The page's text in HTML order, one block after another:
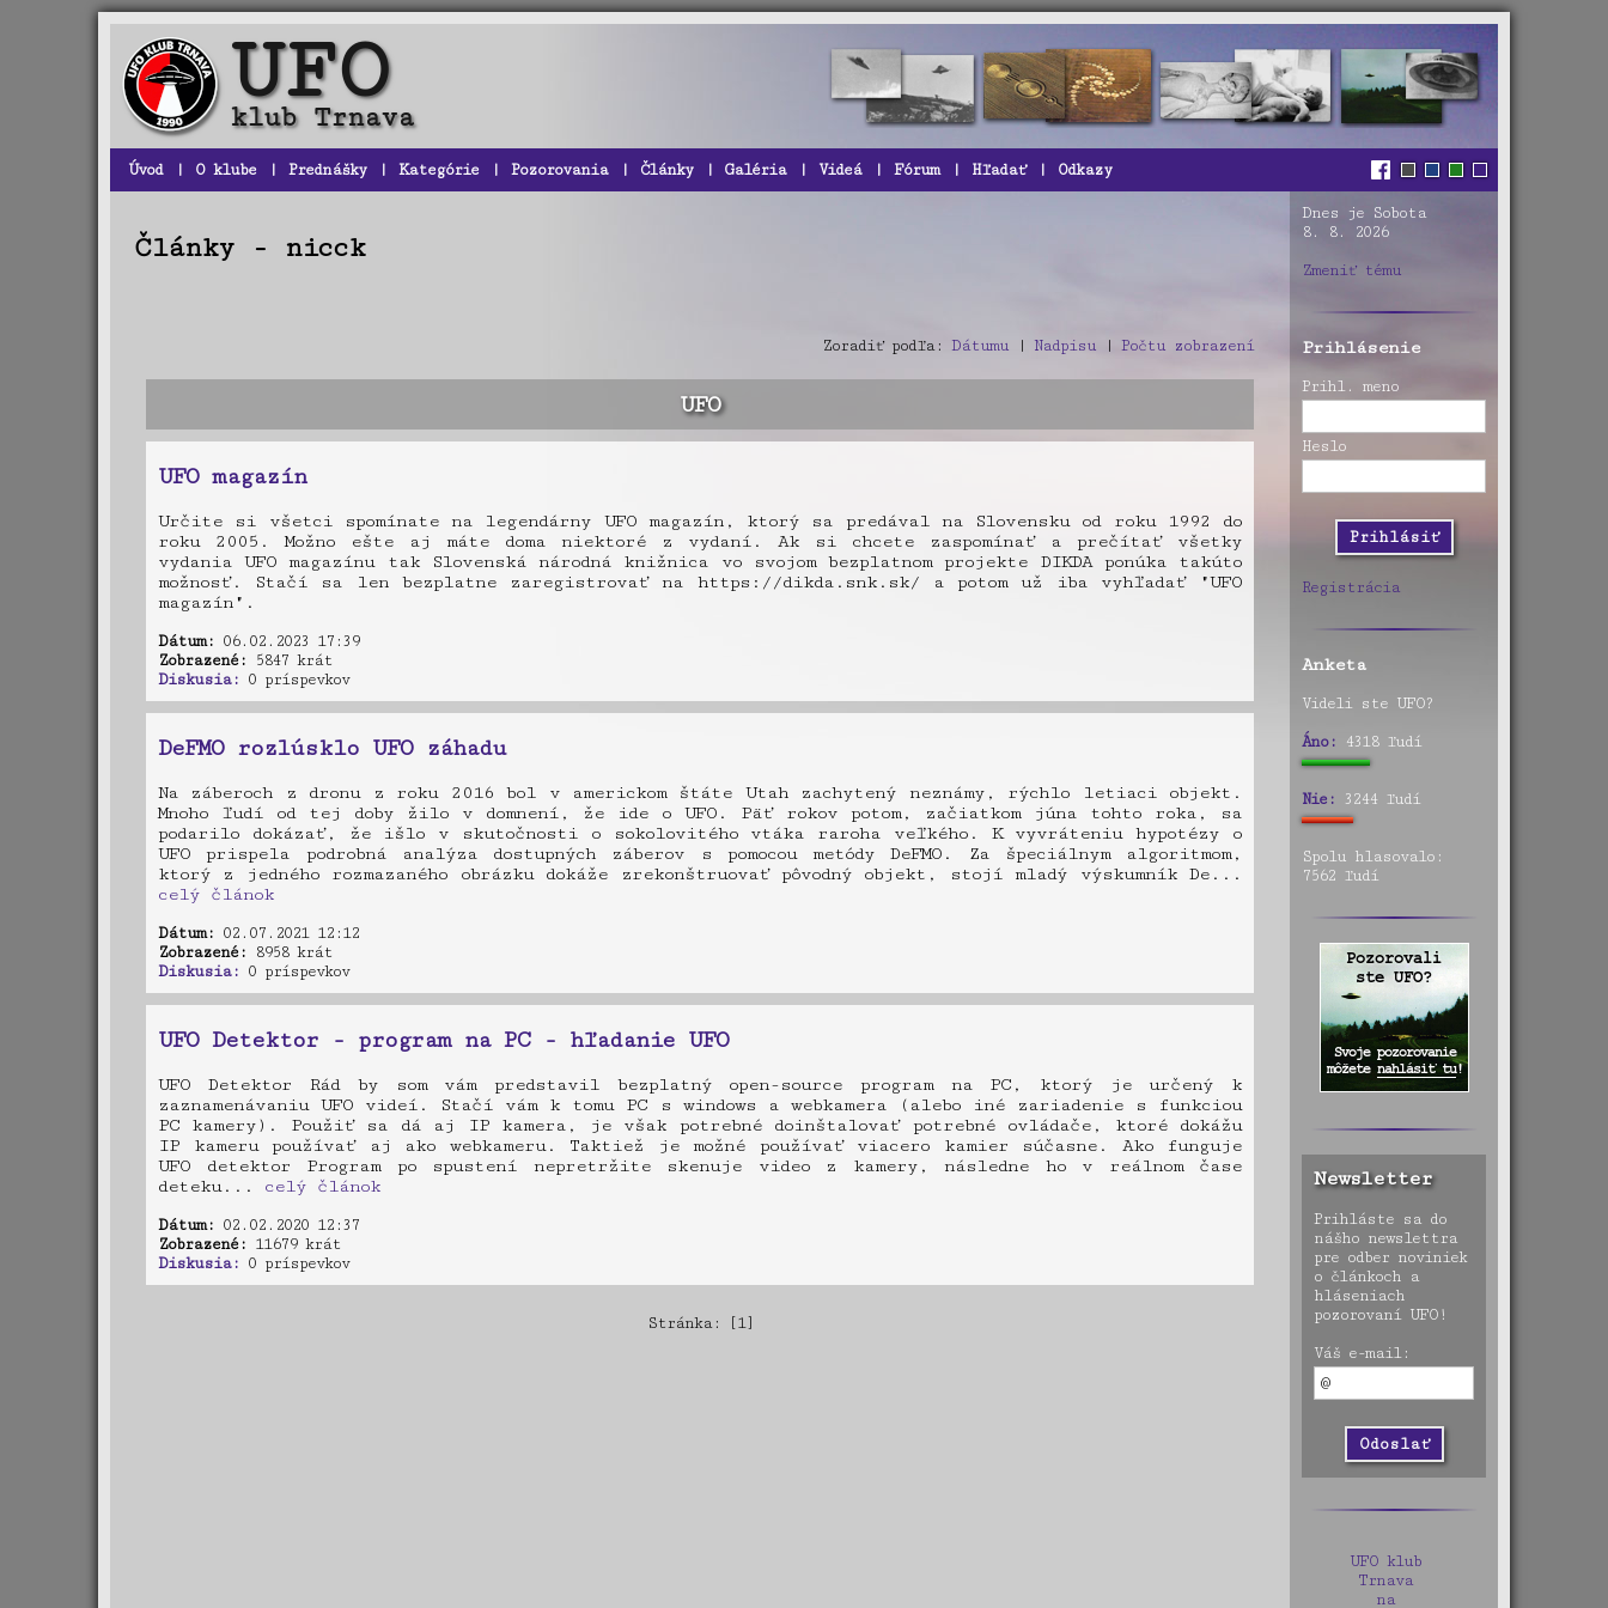
Úvod | O klube | Prednášky | Kategórie | Pozorovania | Články | Galéria | Videá | Fórum | Hľadať | Odkazy
Články - nicck
Zoradiť podľa: Dátumu | Nadpisu | Počtu zobrazení
UFO
UFO magazín
Určite si všetci spomínate na legendárny UFO magazín, ktorý sa predával na Slovensku od roku 1992 do
roku 2005. Možno ešte aj máte doma niektoré z vydaní. Ak si chcete zaspomínať a prečítať všetky
vydania UFO magazínu tak Slovenská národná knižnica vo svojom bezplatnom projekte DIKDA ponúka takúto
možnosť. Stačí sa len bezplatne zaregistrovať na https://dikda.snk.sk/ a potom už iba vyhľadať "UFO
magazín".
Dátum: 06.02.2023 17:39
Zobrazené: 5847 krát
Diskusia: 0 príspevkov
DeFMO rozlúsklo UFO záhadu
Na záberoch z dronu z roku 2016 bol v americkom štáte Utah zachytený neznámy, rýchlo letiaci objekt.
Mnoho ľudí od tej doby žilo v domnení, že ide o UFO. Päť rokov potom, začiatkom júna tohto roka, sa
podarilo dokázať, že išlo v skutočnosti o sokolovitého vtáka raroha veľkého. K vyvráteniu hypotézy o
UFO prispela podrobná analýza dostupných záberov s pomocou metódy DeFMO. Za špeciálnym algoritmom,
ktorý z jedného rozmazaného obrázku dokáže zrekonštruovať pôvodný objekt, stojí mladý výskumník De...
celý článok
Dátum: 02.07.2021 12:12
Zobrazené: 8958 krát
Diskusia: 0 príspevkov
UFO Detektor - program na PC - hľadanie UFO
UFO Detektor Rád by som vám predstavil bezplatný open-source program na PC, ktorý je určený k
zaznamenávaniu UFO videí. Stačí vám k tomu PC s windows a webkamera (alebo iné zariadenie s funkciou
PC kamery). Použiť sa dá aj IP kamera, je však potrebné doinštalovať potrebné ovládače, ktoré dokážu
IP kameru používať aj ako webkameru. Taktiež je možné používať viacero kamier súčasne. Ako funguje
UFO detektor Program po spustení nepretržite skenuje video z kamery, následne ho v reálnom čase
deteku... celý článok
Dátum: 02.02.2020 12:37
Zobrazené: 11679 krát
Diskusia: 0 príspevkov
Stránka: [1]
Dnes je Sobota
8. 8. 2026
Zmeniť tému
Prihlásenie
Prihl. meno
Heslo
Registrácia
Anketa
Videli ste UFO?
Áno: 4318 ľudí
Nie: 3244 ľudí
Spolu hlasovalo:
7562 ľudí
Newsletter
Prihláste sa do
nášho newslettra
pre odber noviniek
o článkoch a
hláseniach
pozorovaní UFO!
Váš e-mail:
UFO klub
Trnava
na